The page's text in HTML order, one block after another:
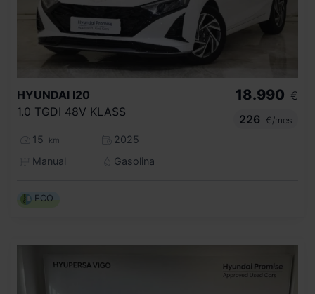
HYUNDAI I20
1.0 TGDI 48V KLASS
15 km
2025
Manual
Gasolina
18.990 €
226
€/mes
ECO